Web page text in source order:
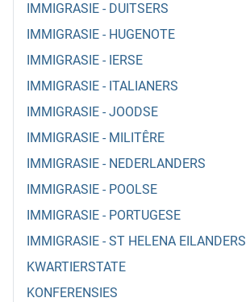
IMMIGRASIE - DUITSERS
IMMIGRASIE - HUGENOTE
IMMIGRASIE - IERSE
IMMIGRASIE - ITALIANERS
IMMIGRASIE - JOODSE
IMMIGRASIE - MILITÊRE
IMMIGRASIE - NEDERLANDERS
IMMIGRASIE - POOLSE
IMMIGRASIE - PORTUGESE
IMMIGRASIE - ST HELENA EILANDERS
KWARTIERSTATE
KONFERENSIES